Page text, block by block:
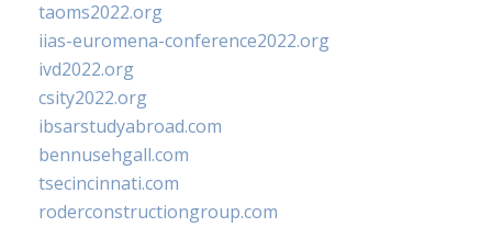
taoms2022.org
iias-euromena-conference2022.org
ivd2022.org
csity2022.org
ibsarstudyabroad.com
bennusehgall.com
tsecincinnati.com
roderconstructiongroup.com